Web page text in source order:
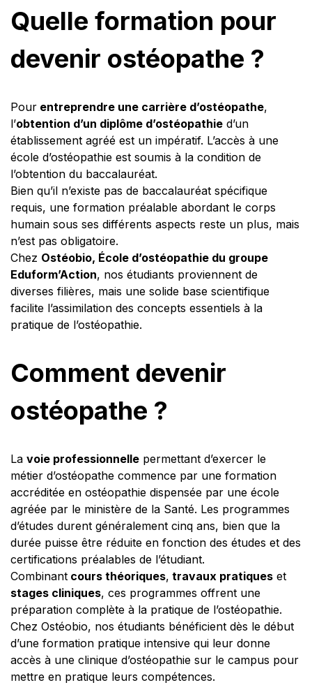
Quelle formation pour
devenir ostéopathe ?
Pour entreprendre une carrière d’ostéopathe,
l’obtention d’un diplôme d’ostéopathie d’un
établissement agréé est un impératif. L’accès à une
école d’ostéopathie est soumis à la condition de
l’obtention du baccalauréat.
Bien qu’il n’existe pas de baccalauréat spécifique
requis, une formation préalable abordant le corps
humain sous ses différents aspects reste un plus, mais
n’est pas obligatoire.
Chez Ostéobio, École d’ostéopathie du groupe
Eduform’Action, nos étudiants proviennent de
diverses filières, mais une solide base scientifique
facilite l’assimilation des concepts essentiels à la
pratique de l’ostéopathie.
Comment devenir
ostéopathe ?
La voie professionnelle permettant d’exercer le
métier d’ostéopathe commence par une formation
accréditée en ostéopathie dispensée par une école
agréée par le ministère de la Santé. Les programmes
d’études durent généralement cinq ans, bien que la
durée puisse être réduite en fonction des études et des
certifications préalables de l’étudiant.
Combinant cours théoriques, travaux pratiques et
stages cliniques, ces programmes offrent une
préparation complète à la pratique de l’ostéopathie.
Chez Ostéobio, nos étudiants bénéficient dès le début
d’une formation pratique intensive qui leur donne
accès à une clinique d’ostéopathie sur le campus pour
mettre en pratique leurs compétences.